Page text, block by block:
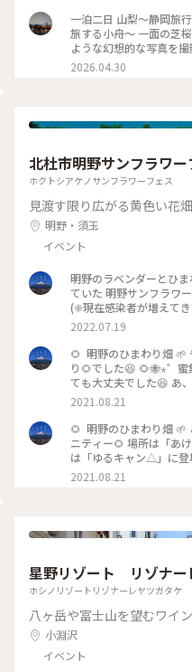
一泊二日 山梨〜静岡旅行④ 富士芝桜まつり✨️ 〜ピンク
旅する小舟〜 一面の芝桜を海に見立て、その中に小舟が浮かぶ
ような幻想的な写真を撮影でき
真撮ってる方が沢山😊
2026.04.30
北杜市明野サンフラワー
ホクトシアケノサンフラワーフェス
見渡す限り広がる黄色い花
明野・須玉
イベント
明野のラベンダーとひまわり- ̗̀ 🌻 ̖́- コロナ禍
ていた 明野サンフラワ
(❈現在感染者が増えて
ん。) 🌻サンフィニティ🌻 今はまだ、小さいひまわりしか咲い
ていませんでした。 他
ベンダーは一部咲いて
したが🗻富士山も見えました(*’▽’*) ハ
る駐車場も舗装され 現
時30分～午後5時30分
5000円 入場料金：無料
😌 https://hokutosunfes.com/ 2022.07.18
り🌻 #ことりっぷ山梨 #山梨県 #山梨 #北杜市 #明野 #ひまわり
#ヒマワリ #向日葵 #花
ほくとサンフェス #イ
ひまわり🌻の様子を見
2022.07.19
🌻 明野のひまわり畑 🌱 やけに🐝⋆︎*ﾟ∗🐝蜂さんに人気なひまわ
り🌻でした😆 🌻🐝⋆゜蜜集めに夢中で 50cmくらいまで近づい
ても大丈夫でした😆 あ
いとね💦 こちらの大きな花のひまわり畑は #オズブライダル
さんが 「明野サンフラ
協賛し、明野ひまわり畑
式を運営しております。 今年は残念ながら、サンフラワーフェ
スは中止です。 ひまわ
来るように作ったよう
ませんでした。 2021.07 #明野 #向日葵 #山梨県 #山梨 #北杜市
2021.08.21
🌻 明野のひまわり畑 🌱 こちらは少し小さな花の 🌻サンフィ
ニティー🌻 場所は「あ
は「ゆるキャン△」に登場してい
短く、 来られていた皆
ました😊 サンフィニティー🌻は、花が終わっても次から次へ
ことりっぷ山梨 #ひまわ
2021.08.21
星野リゾート リゾナー
ホシノリゾートリゾナーレヤツガタケ
八ヶ岳や富士山を望むワイ
小淵沢
イベント